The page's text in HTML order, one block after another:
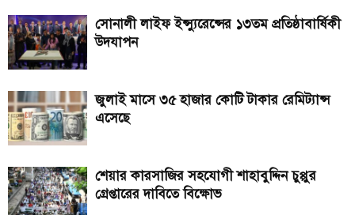
সোনালী লাইফ ইন্স্যুরেন্সের ১৩তম প্রতিষ্ঠাবার্ষিকী
উদযাপন
জুলাই মাসে ৩৫ হাজার কোটি টাকার রেমিট্যান্স
এসেছে
শেয়ার কারসাজির সহযোগী শাহাবুদ্দিন চুপ্পুর
গ্রেপ্তারের দাবিতে বিক্ষোভ